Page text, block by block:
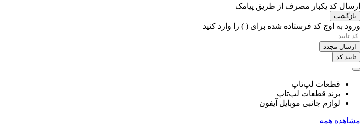
ارسال کد یکبار مصرف از طریق پیامک
بازگشت
ورود به اوج کد فرستاده شده برای ( ) را وارد کنید
ارسال مجدد
تایید کد
قطعات لپ‌تاپ
برند قطعات لپ‌تاپ
لوازم جانبی موبایل آیفون
مشاهده همه